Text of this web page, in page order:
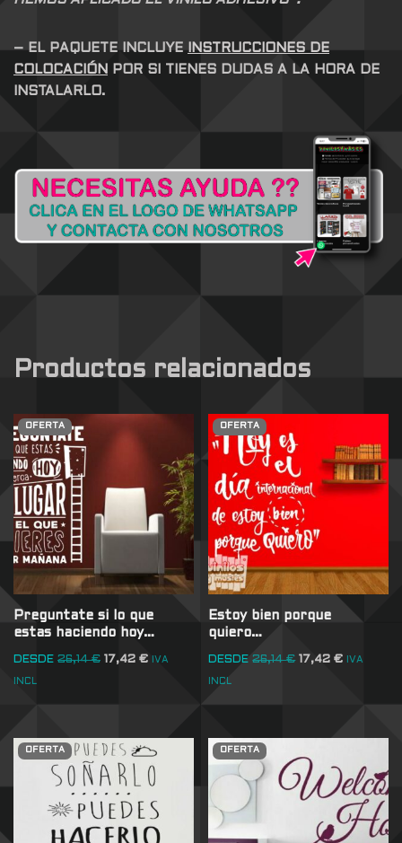
– EL PAQUETE INCLUYEINSTRUCCIONES DE
COLOCACIÓN
POR SI TIENES DUDAS A LA HORA DE
INSTALARLO.
Productos relacionados
OFERTA
Preguntate si lo que
estas haciendo hoy…
DESDE 26,14€ 17,42 € IVA
INCL
OFERTA
Estoy bien porque
quiero…
DESDE 26,14€ 17,42€ IVA
INCL
OFERTA OFERTA